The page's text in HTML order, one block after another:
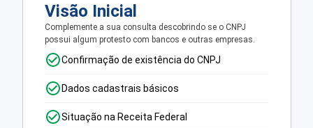
Visão Inicial
Complemente a sua consulta descobrindo se o CNPJ
possui algum protesto com bancos e outras empresas.
Confirmação de existência do CNPJ
Dados cadastrais básicos
Situação na Receita Federal